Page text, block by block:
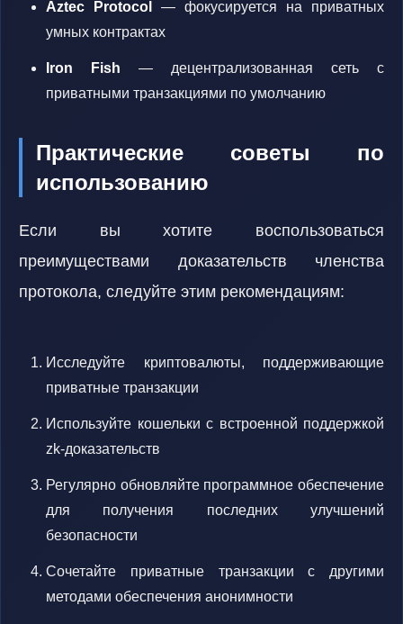
Aztec Protocol
— фокусируется на приватных
умных контрактах
Iron Fish — децентрализованная сеть с
приватными транзакциями по умолчанию
Практические советы по
использованию
Если вы хотите воспользоваться
преимуществами доказательств членства
протокола, следуйте этим рекомендациям:
Исследуйте криптовалюты, поддерживающие
приватные транзакции
Используйте кошельки с встроенной поддержкой
zk-доказательств
Регулярно обновляйте программное обеспечение
для получения последних улучшений
безопасности
Сочетайте приватные транзакции с другими
методами обеспечения анонимности